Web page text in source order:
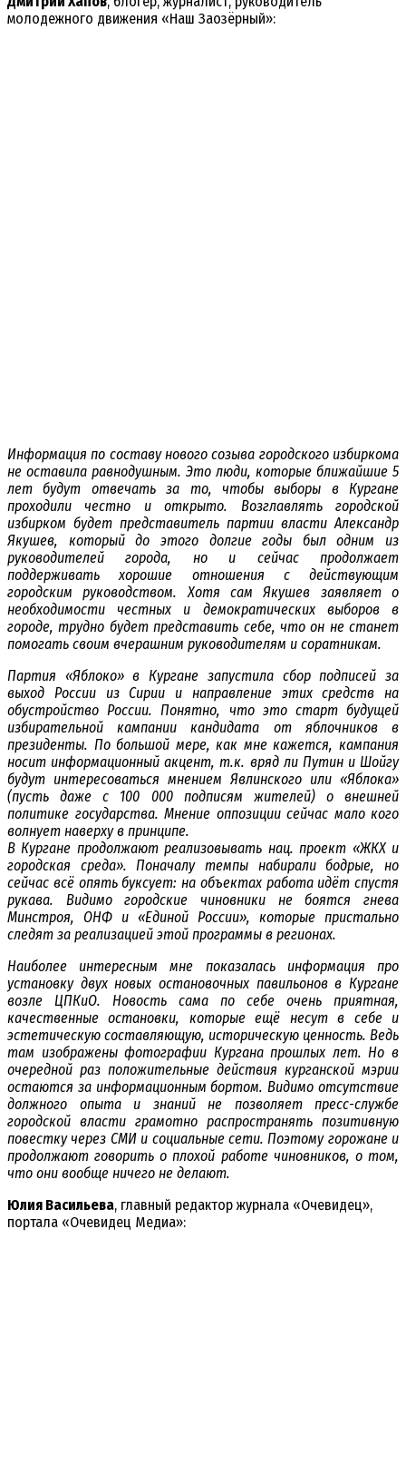
молодежного движения «Наш Заозёрный»:
Информация по составу нового созыва городского избиркома
не оставила равнодушным. Это люди, которые ближайшие 5
лет будут отвечать за то, чтобы выборы в Кургане
проходили честно и открыто. Возглавлять городской
избирком будет представитель партии власти Александр
Якушев, который до этого долгие годы был одним из
руководителей города, но и сейчас продолжает
поддерживать хорошие отношения с действующим
городским руководством. Хотя сам Якушев заявляет о
необходимости честных и демократических выборов в
городе, трудно будет представить себе, что он не станет
помогать своим вчерашним руководителям и соратникам.
Партия «Яблоко» в Кургане запустила сбор подписей за
выход России из Сирии и направление этих средств на
обустройство России. Понятно, что это старт будущей
избирательной кампании кандидата от яблочников в
президенты. По большой мере, как мне кажется, кампания
носит информационный акцент, т.к. вряд ли Путин и Шойгу
будут интересоваться мнением Явлинского или «Яблока»
(пусть даже с 100 000 подписям жителей) о внешней
политике государства. Мнение оппозиции сейчас мало кого
волнует наверху в принципе.
В Кургане продолжают реализовывать нац. проект «ЖКХ и
городская среда». Поначалу темпы набирали бодрые, но
сейчас всё опять буксует: на объектах работа идёт спустя
рукава. Видимо городские чиновники не боятся гнева
Минстроя, ОНФ и «Единой России», которые пристально
следят за реализацией этой программы в регионах.
Наиболее интересным мне показалась информация про
установку двух новых остановочных павильонов в Кургане
возле ЦПКиО. Новость сама по себе очень приятная,
качественные остановки, которые ещё несут в себе и
эстетическую составляющую, историческую ценность. Ведь
там изображены фотографии Кургана прошлых лет. Но в
очередной раз положительные действия курганской мэрии
остаются за информационным бортом. Видимо отсутствие
должного опыта и знаний не позволяет пресс-службе
городской власти грамотно распространять позитивную
повестку через СМИ и социальные сети. Поэтому горожане и
продолжают говорить о плохой работе чиновников, о том,
что они вообще ничего не делают.
Юлия Васильева, главный редактор журнала «Очевидец»,
портала «Очевидец Медиа»: